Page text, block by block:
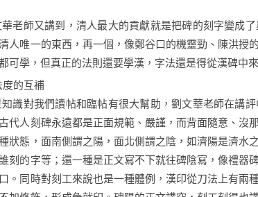
老師又講到，清人最大的貢獻就是把碑的刻字變成
人唯一的東西，再一個，像鄭谷口的機靈勁、陳洪授
可學，但真正的法則還要學漢，字法還是得從漢碑中
的互補
識對我們讀帖和臨帖有很大幫助，劉文華老師在講
代人刻碑永遠都是正面規範、嚴謹，而背面隨意、沒
狀態，面南側謂之陽，面北側謂之陰，如濟陽是濟水
刻的字等；還一種是正文寫不下就往碑陰寫，像禮器
。同時對刻工來說也是一種體例，漢印從刀法上有兩